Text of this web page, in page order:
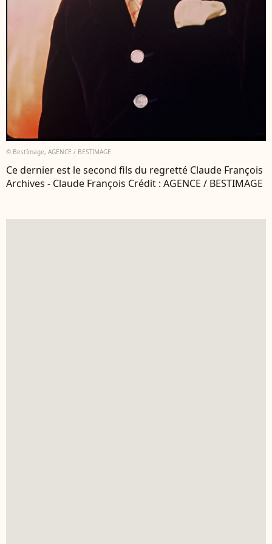
© BestImage, AGENCE / BESTIMAGE
Ce dernier est le second fils du regretté Claude François
Archives - Claude François Crédit : AGENCE / BESTIMAGE